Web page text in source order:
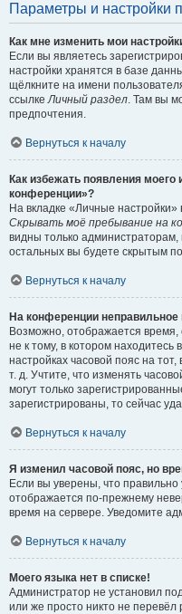
Параметры и настройки
Как мне изменить мои
Если вы являетесь
настройки хранятся в базе
щёлкните на имени
ссылкеЛичный раздел. Там вы
предпочтения.
Вернуться к началу
Как избежать появления моего
конференции»?
На вкладке «Личные
Скрывать моё пребывание на
видны только
остальных вы будете скрытым
Вернуться к началу
На конференции неправильное
Возможно, отображается время,
не к тому, в котором
настройках часовой пояс на
т. д. Учтите, что изменять
могут только
зарегистрированы, то сейчас
Вернуться к началу
Я изменил часовой пояс, но
Если вы уверены, что
отображается по-прежнему
время на сервере. Уведомите
Вернуться к началу
Моего языка нет в списке!
Администратор не установил
или же просто никто не